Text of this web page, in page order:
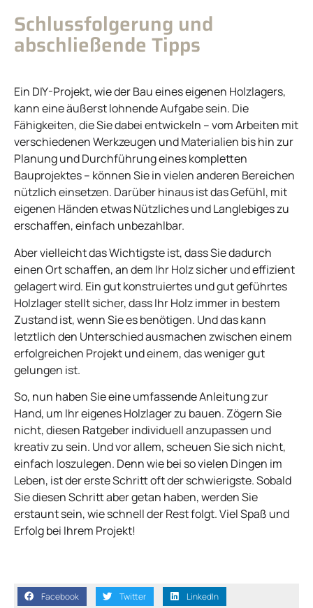
Schlussfolgerung und
abschließende Tipps
Ein DIY-Projekt, wie der Bau eines eigenen Holzlagers,
kann eine äußerst lohnende Aufgabe sein. Die
Fähigkeiten, die Sie dabei entwickeln – vom Arbeiten mit
verschiedenen Werkzeugen und Materialien bis hin zur
Planung und Durchführung eines kompletten
Bauprojektes – können Sie in vielen anderen Bereichen
nützlich einsetzen. Darüber hinaus ist das Gefühl, mit
eigenen Händen etwas Nützliches und Langlebiges zu
erschaffen, einfach unbezahlbar.
Aber vielleicht das Wichtigste ist, dass Sie dadurch
einen Ort schaffen, an dem Ihr Holz sicher und effizient
gelagert wird. Ein gut konstruiertes und gut geführtes
Holzlager stellt sicher, dass Ihr Holz immer in bestem
Zustand ist, wenn Sie es benötigen. Und das kann
letztlich den Unterschied ausmachen zwischen einem
erfolgreichen Projekt und einem, das weniger gut
gelungen ist.
So, nun haben Sie eine umfassende Anleitung zur
Hand, um Ihr eigenes Holzlager zu bauen. Zögern Sie
nicht, diesen Ratgeber individuell anzupassen und
kreativ zu sein. Und vor allem, scheuen Sie sich nicht,
einfach loszulegen. Denn wie bei so vielen Dingen im
Leben, ist der erste Schritt oft der schwierigste. Sobald
Sie diesen Schritt aber getan haben, werden Sie
erstaunt sein, wie schnell der Rest folgt. Viel Spaß und
Erfolg bei Ihrem Projekt!
Facebook Twitter LinkedIn